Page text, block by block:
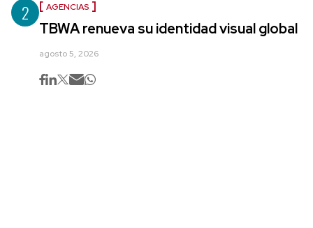
2 AGENCIAS
TBWA renueva su identidad visual global
agosto 5, 2026